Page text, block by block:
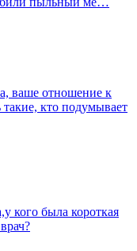
ваше отношение к
такие, кто подумывает
кого была короткая